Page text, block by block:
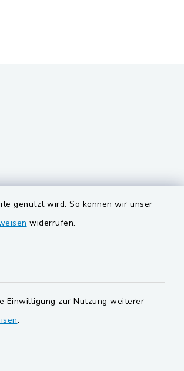
genutzt wird. So können wir unser
widerrufen.
Einwilligung zur Nutzung weiterer
.
VG und Gemeinden
Gemeinde Schwarzach bei Nabburg
Verwaltungsgemeinschaft